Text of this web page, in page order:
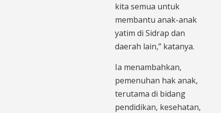
kita semua untuk
membantu anak-anak
yatim di Sidrap dan
daerah lain,” katanya.
Ia menambahkan,
pemenuhan hak anak,
terutama di bidang
pendidikan, kesehatan,